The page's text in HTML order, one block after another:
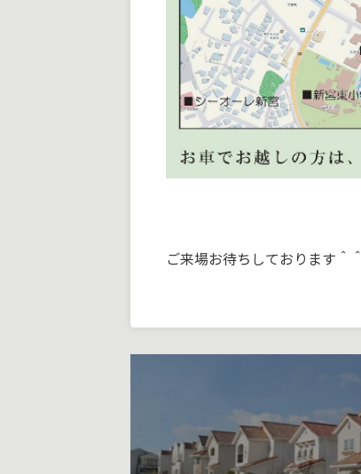
ご来場お待ちしております＾＾